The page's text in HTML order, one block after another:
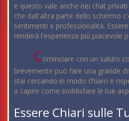
e questo vale anche nei chat
che dall'altra parte dello schermo
sentimenti e professionalità.
renderà l'esperienza più piacevole
Cominciare con un saluto
brevemente può fare una grande
stai cercando in modo chiaro e
a capire come soddisfare le tue
Essere Chiari sulle